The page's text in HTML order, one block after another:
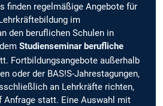
finden regelmäßige Angebote für
im
den beruflichen Schulen in
Studienseminar berufliche
Fortbildungsangebote außerhalb
oder der BAS!S-Jahrestagungen,
an Lehrkräfte richten,
Anfrage statt. Eine Auswahl mit